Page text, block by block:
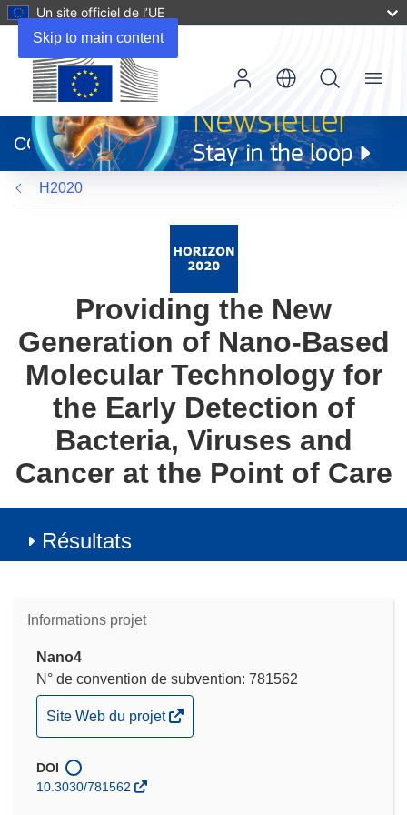
Skip to main content
Un site officiel de l’UE
dans
une
nouvelle
fenêtre)
CORDIS
Menu
H2020
Providing the New
Generation of Nano-Based
Molecular Technology for
the Early Detection of
Bacteria, Viruses and
Cancer at the Point of Care
Résultats
Informations projet
Nano4
N° de convention de subvention: 781562
(s’ouvre
dans
une
nouvelle
Site Web du projet
DOI
10.3030/781562